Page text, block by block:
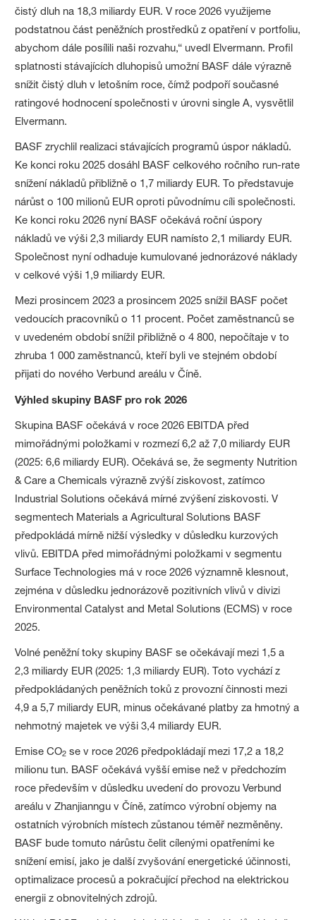
čistý dluh na 18,3 miliardy EUR. V roce 2026 využijeme
podstatnou část peněžních prostředků z opatření v portfoliu,
abychom dále posílili naši rozvahu,“ uvedl Elvermann. Profil
splatnosti stávajících dluhopisů umožní BASF dále výrazně
snížit čistý dluh v letošním roce, čímž podpoří současné
ratingové hodnocení společnosti v úrovni single A, vysvětlil
Elvermann.
BASF zrychlil realizaci stávajících programů úspor nákladů.
Ke konci roku 2025 dosáhl BASF celkového ročního run-rate
snížení nákladů přibližně o 1,7 miliardy EUR. To představuje
nárůst o 100 milionů EUR oproti původnímu cíli společnosti.
Ke konci roku 2026 nyní BASF očekává roční úspory
nákladů ve výši 2,3 miliardy EUR namísto 2,1 miliardy EUR.
Společnost nyní odhaduje kumulované jednorázové náklady
v celkové výši 1,9 miliardy EUR.
Mezi prosincem 2023 a prosincem 2025 snížil BASF počet
vedoucích pracovníků o 11 procent. Počet zaměstnanců se
v uvedeném období snížil přibližně o 4 800, nepočítaje v to
zhruba 1 000 zaměstnanců, kteří byli ve stejném období
přijati do nového Verbund areálu v Číně.
Výhled skupiny BASF pro rok 2026
Skupina BASF očekává v roce 2026 EBITDA před
mimořádnými položkami v rozmezí 6,2 až 7,0 miliardy EUR
(2025: 6,6 miliardy EUR). Očekává se, že segmenty Nutrition
& Care a Chemicals výrazně zvýší ziskovost, zatímco
Industrial Solutions očekává mírné zvýšení ziskovosti. V
segmentech Materials a Agricultural Solutions BASF
předpokládá mírně nižší výsledky v důsledku kurzových
vlivů. EBITDA před mimořádnými položkami v segmentu
Surface Technologies má v roce 2026 významně klesnout,
zejména v důsledku jednorázově pozitivních vlivů v divizi
Environmental Catalyst and Metal Solutions (ECMS) v roce
2025.
Volné peněžní toky skupiny BASF se očekávají mezi 1,5 a
2,3 miliardy EUR (2025: 1,3 miliardy EUR). Toto vychází z
předpokládaných peněžních toků z provozní činnosti mezi
4,9 a 5,7 miliardy EUR, minus očekávané platby za hmotný a
nehmotný majetek ve výši 3,4 miliardy EUR.
Emise CO2 se v roce 2026 předpokládají mezi 17,2 a 18,2
milionu tun. BASF očekává vyšší emise než v předchozím
roce především v důsledku uvedení do provozu Verbund
areálu v Zhanjianngu v Číně, zatímco výrobní objemy na
ostatních výrobních místech zůstanou téměř nezměněny.
BASF bude tomuto nárůstu čelit cílenými opatřeními ke
snížení emisí, jako je další zvyšování energetické účinnosti,
optimalizace procesů a pokračující přechod na elektrickou
energii z obnovitelných zdrojů.